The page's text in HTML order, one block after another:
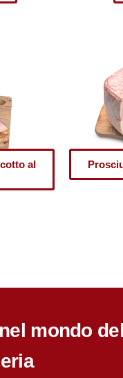
al
mondo